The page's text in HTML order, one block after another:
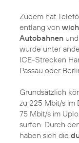
Zudem hat
entlang von
Autobahnen
wurde unter
ICE-Strecken
Passau oder
Grundsätzlich
zu 225 Mbit/s im
75 Mbit/s im
surfen. Durch
haben sich die